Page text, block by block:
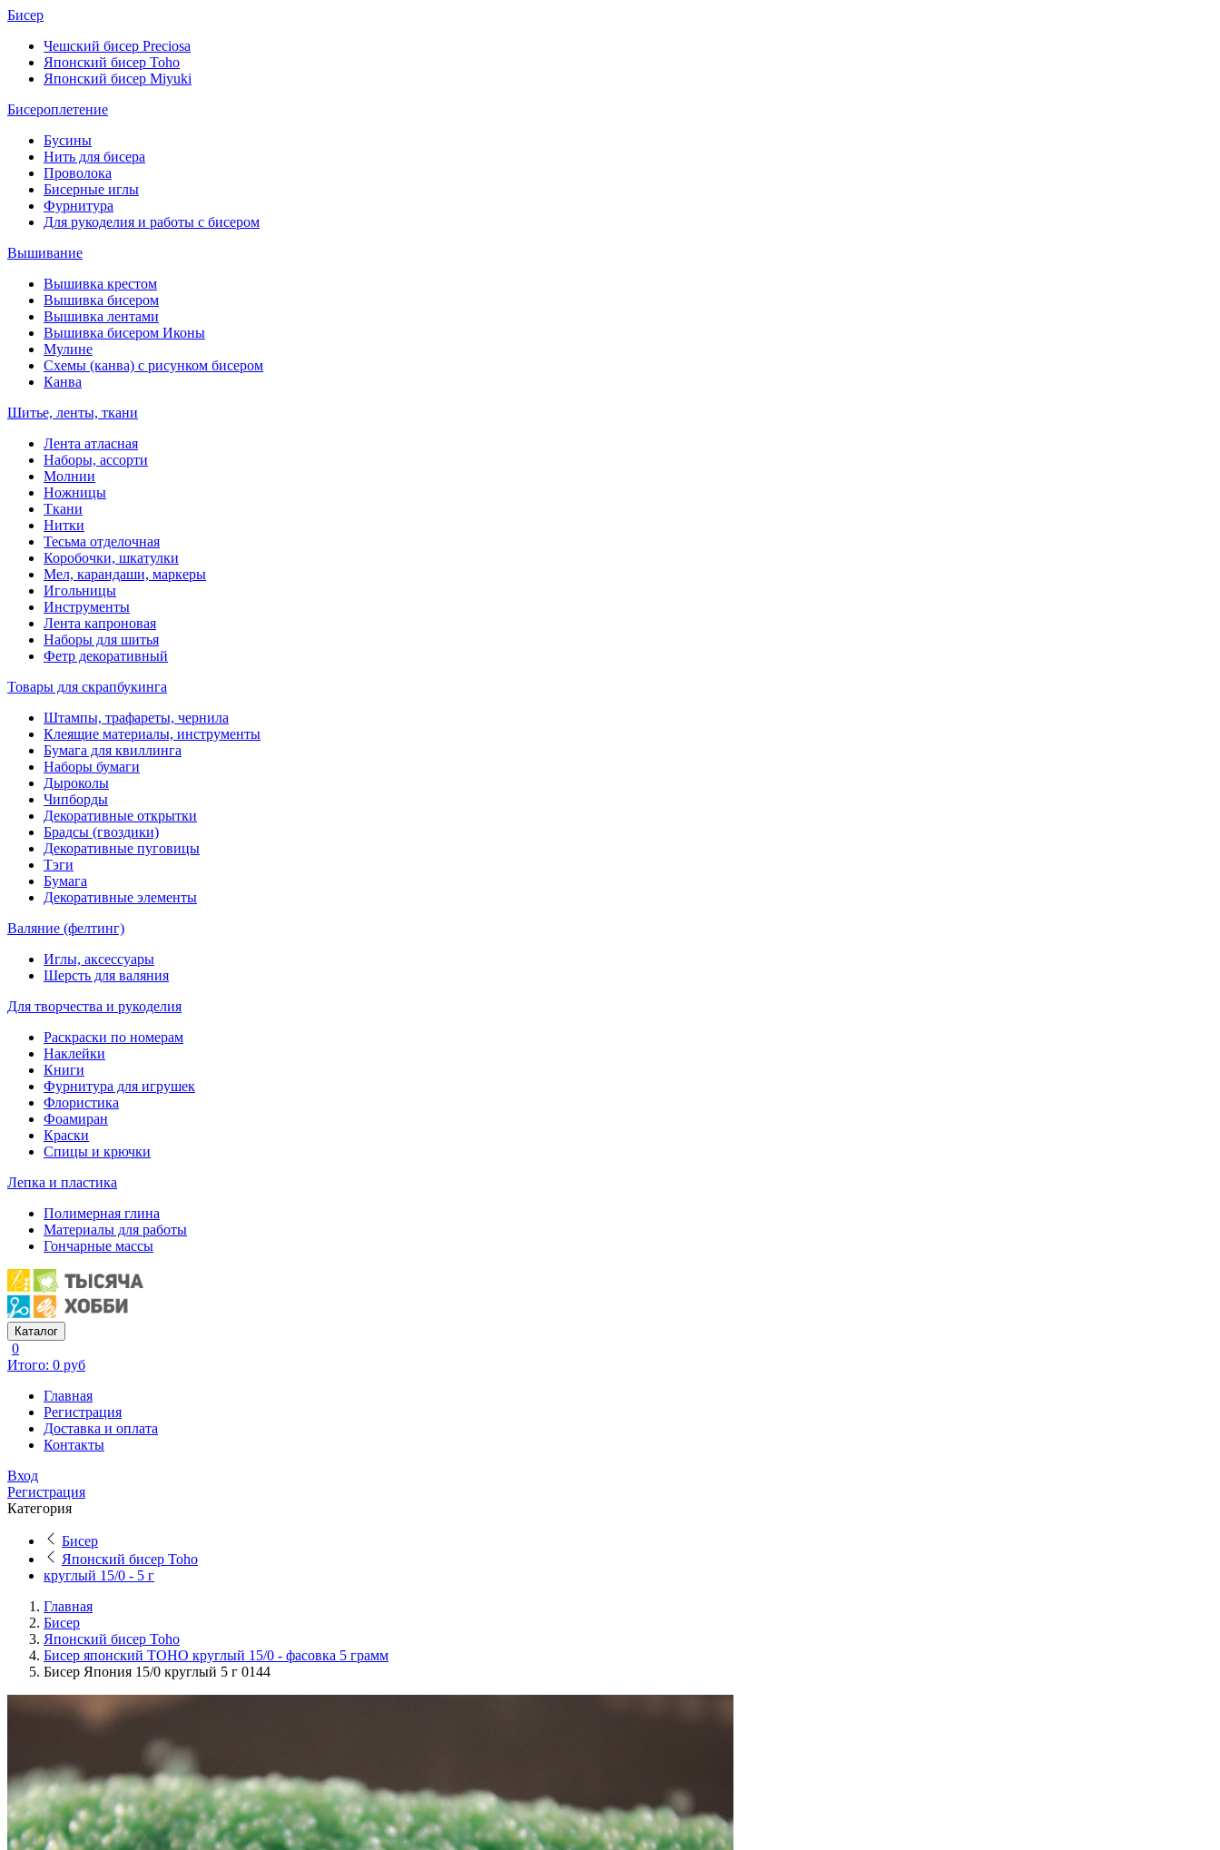
Бисер
Чешский бисер Preciosa
Японский бисер Toho
Японский бисер Miyuki
Бисероплетение
Бусины
Нить для бисера
Проволока
Бисерные иглы
Фурнитура
Для рукоделия и работы с бисером
Вышивание
Вышивка крестом
Вышивка бисером
Вышивка лентами
Вышивка бисером Иконы
Мулине
Схемы (канва) с рисунком бисером
Канва
Шитье, ленты, ткани
Лента атласная
Наборы, ассорти
Молнии
Ножницы
Ткани
Нитки
Тесьма отделочная
Коробочки, шкатулки
Мел, карандаши, маркеры
Игольницы
Инструменты
Лента капроновая
Наборы для шитья
Фетр декоративный
Товары для скрапбукинга
Штампы, трафареты, чернила
Клеящие материалы, инструменты
Бумага для квиллинга
Наборы бумаги
Дыроколы
Чипборды
Декоративные открытки
Брадсы (гвоздики)
Декоративные пуговицы
Тэги
Бумага
Декоративные элементы
Валяние (фелтинг)
Иглы, аксессуары
Шерсть для валяния
Для творчества и рукоделия
Раскраски по номерам
Наклейки
Книги
Фурнитура для игрушек
Флористика
Фоамиран
Краски
Спицы и крючки
Лепка и пластика
Полимерная глина
Материалы для работы
Гончарные массы
Каталог
0
Итого: 0 руб
Главная
Регистрация
Доставка и оплата
Контакты
Вход
Регистрация
Категория
Бисер
Японский бисер Toho
круглый 15/0 - 5 г
Главная
Бисер
Японский бисер Toho
Бисер японский TOHO круглый 15/0 - фасовка 5 грамм
Бисер Япония 15/0 круглый 5 г 0144